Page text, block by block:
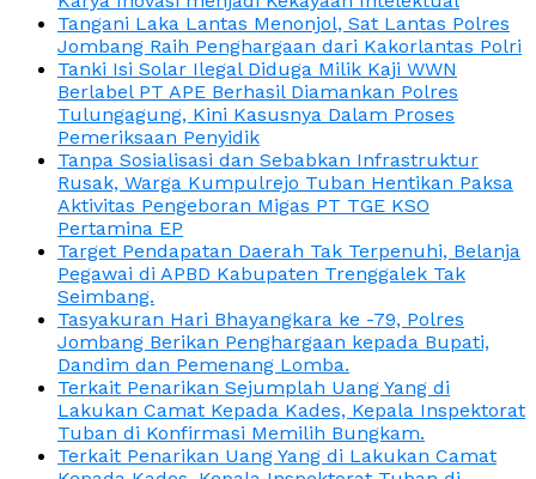
Tangani Laka Lantas Menonjol, Sat Lantas Polres
Jombang Raih Penghargaan dari Kakorlantas Polri
Tanki Isi Solar Ilegal Diduga Milik Kaji WWN
Berlabel PT APE Berhasil Diamankan Polres
Tulungagung, Kini Kasusnya Dalam Proses
Pemeriksaan Penyidik
Tanpa Sosialisasi dan Sebabkan Infrastruktur
Rusak, Warga Kumpulrejo Tuban Hentikan Paksa
Aktivitas Pengeboran Migas PT TGE KSO
Pertamina EP
Target Pendapatan Daerah Tak Terpenuhi, Belanja
Pegawai di APBD Kabupaten Trenggalek Tak
Seimbang.
Tasyakuran Hari Bhayangkara ke -79, Polres
Jombang Berikan Penghargaan kepada Bupati,
Dandim dan Pemenang Lomba.
Terkait Penarikan Sejumplah Uang Yang di
Lakukan Camat Kepada Kades, Kepala Inspektorat
Tuban di Konfirmasi Memilih Bungkam.
Terkait Penarikan Uang Yang di Lakukan Camat